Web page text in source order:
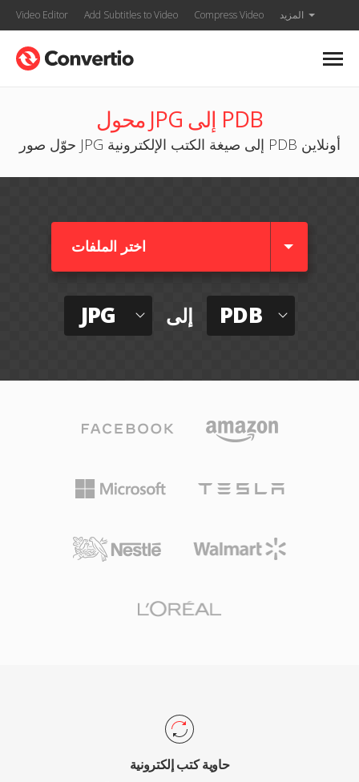
Video Editor Add Subtitles to Video Compress Video المزيد
محول JPG إلى PDB
حوّل صور JPG إلى صيغة الكتب الإلكترونية PDB أونلاين
اختر الملفات
JPG إلى PDB
حاوية كتب إلكترونية